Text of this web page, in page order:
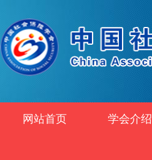
网站首页 学会介绍